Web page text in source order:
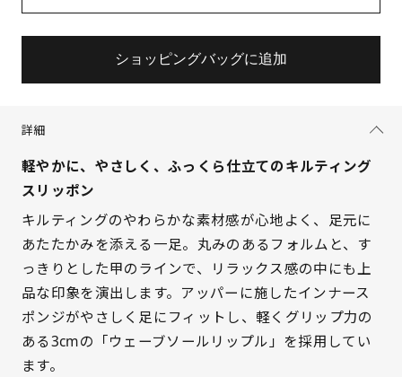
サイズを選択してください
21.5cm △ 残りわずか
ショッピングバッグに追加
詳細
軽やかに、やさしく、ふっくら仕立てのキルティング
スリッポン
キルティングのやわらかな素材感が心地よく、足元に
あたたかみを添える一足。丸みのあるフォルムと、す
っきりとした甲のラインで、リラックス感の中にも上
品な印象を演出します。アッパーに施したインナース
ポンジがやさしく足にフィットし、軽くグリップ力の
ある3cmの「ウェーブソールリップル」を採用してい
ます。